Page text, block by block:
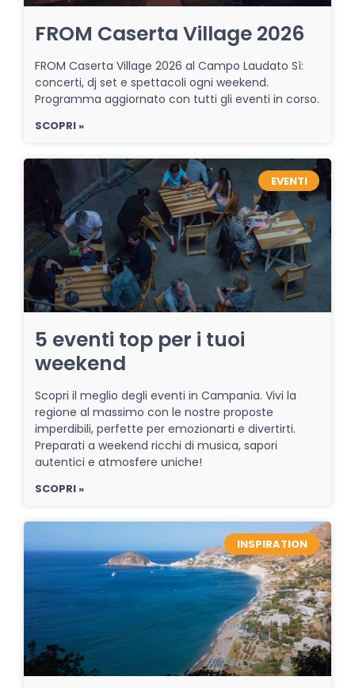
FROM Caserta Village 2026
FROM Caserta Village 2026 al Campo Laudato Sì:
concerti, dj set e spettacoli ogni weekend.
Programma aggiornato con tutti gli eventi in corso.
SCOPRI »
EVENTI
5 eventi top per i tuoi
weekend
Scopri il meglio degli eventi in Campania. Vivi la
regione al massimo con le nostre proposte
imperdibili, perfette per emozionarti e divertirti.
Preparati a weekend ricchi di musica, sapori
autentici e atmosfere uniche!
SCOPRI »
INSPIRATION